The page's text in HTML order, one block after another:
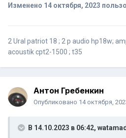
Изменено 14 октября, 2023
2 Ural patriot 18 ; 2 p audio hp18w;
acoustik cpt2-1500 ; t35
Антон Гребенкин
Опубликовано 14 октября,
В 14.10.2023 в 06:42, watamad